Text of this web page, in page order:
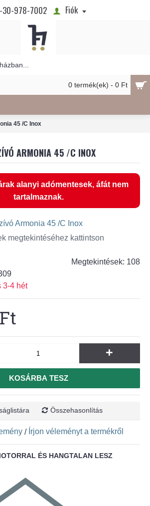
30-978-7002 Fiók
0 termék(ek) - 0 Ft
45 /C Inox
ARMONIA 45 /C INOX
alanyi adómentesek, áfát nem
tartalmaznak.
megtekintéséhez kattintson
Megtekintések: 108
3-4 hét
+
KOSÁRBA TESZ
Összehasonlítás
/ Írjon véleményt a termékről
ÉS HANGTALAN LESZ